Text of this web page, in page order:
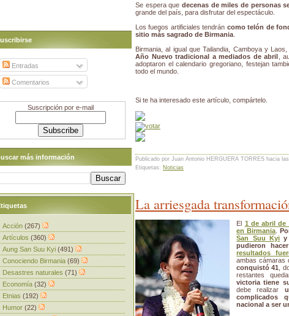
Se espera que decenas de miles de personas
grande del país, para disfrutar del espectáculo.
Los fuegos artificiales tendrán como telón de
sitio más sagrado de Birmania
Birmania, al igual que Tailandia, Camboya y
Año Nuevo tradicional a mediados de abril ,
adoptaron el calendario gregoriano, festejan
todo el mundo.
Si te ha interesado este artículo, compártelo.
Publicado por Juan Antonio HERGUERA TORRES hacia las
Etiquetas: Noticias
La arriesgada
El 1 de abril de
en Birmania
San Suu Kyi y
pudieron
resultados
ambas cámaras
conquistó 41
,
restantes
victoria tiene
debe realizar
complicados
nacional a ser
Entradas
Comentarios
Suscripción por e-mail
más información
Acción (267)
Artículos (360)
Aung San Suu Kyi (491)
Conociendo Birmania (69)
Desastres naturales (71)
Economía (32)
Etnias (192)
Humor (22)